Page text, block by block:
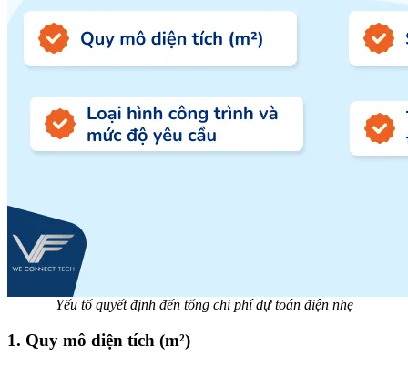
Yếu tố quyết định đến tổng chi phí dự toán điện nhẹ
1. Quy mô diện tích (m²)